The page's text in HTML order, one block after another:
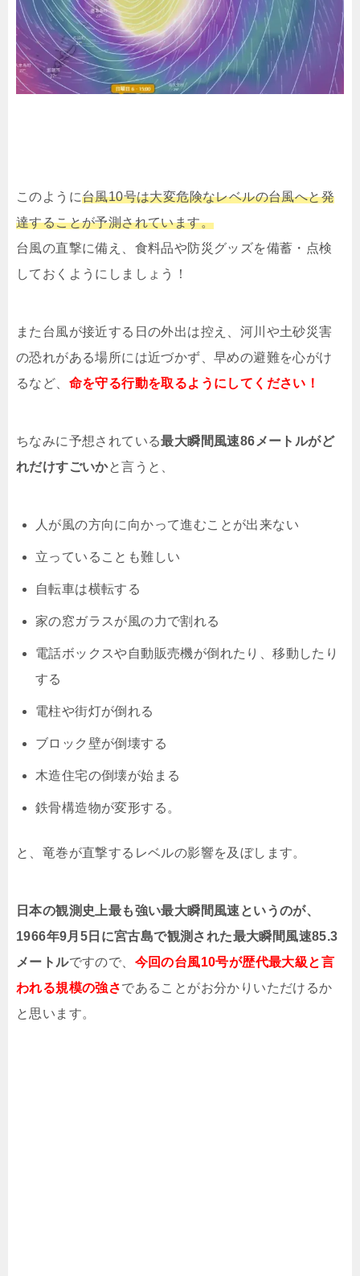
このように台風10号は大変危険なレベルの台風へと発
達することが予測されています。
台風の直撃に備え、食料品や防災グッズを備蓄・点検
しておくようにしましょう！
また台風が接近する日の外出は控え、河川や土砂災害
の恐れがある場所には近づかず、早めの避難を心がけ
るなど、 命を守る行動を取るようにしてください！
ちなみに予想されている最大瞬間風速86メートルがど
れだけすごいかと言うと、
人が風の方向に向かって進むことが出来ない
立っていることも難しい
自転車は横転する
家の窓ガラスが風の力で割れる
電話ボックスや自動販売機が倒れたり、移動したり
する
電柱や街灯が倒れる
ブロック壁が倒壊する
木造住宅の倒壊が始まる
鉄骨構造物が変形する。
と、竜巻が直撃するレベルの影響を及ぼします。
日本の観測史上最も強い最大瞬間風速というのが、
1966年9月5日に宮古島で観測された最大瞬間風速85.3
メートルですので、 今回の台風10号が歴代最大級と言
われる規模の強さであることがお分かりいただけるか
と思います。